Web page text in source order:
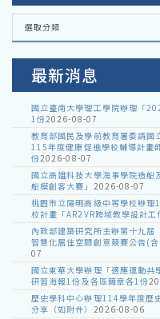
各
室
選取分類
最新消息
國立臺南大學理工學院辦理「
1份2026-08-07
教育部國民及學前教育署委請
115年度健康促進學校輔導計畫
份2026-08-07
國立高雄科技大學海事學院造
船模創客大賽」 2026-08-07
桃園市立陽明高級中等學校辦
校計畫「AR2VR跨域教學設計工
內政部建築研究所主辦第十九
智慧化居住空間創意競賽公告(
07
國立東華大學辦理「適應運動共
研習海報1份及各區簡章各1份
歷史學科中心辦理114學年度歷
分享（如附件） 2026-08-06